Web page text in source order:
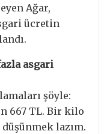
Ağar,
ücretin
asgari
şöyle:
667 TL. Bir kilo
lazım.